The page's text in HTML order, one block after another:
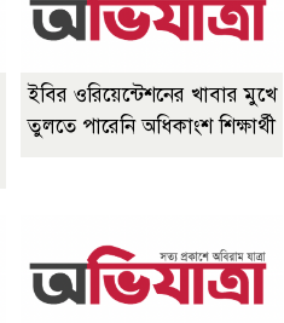
ইবির ওরিয়েন্টেশনের খাবার মুখে
তুলতে পারেনি অধিকাংশ শিক্ষার্থী